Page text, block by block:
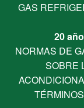
GAS
20
NORMAS DE
SOBRE